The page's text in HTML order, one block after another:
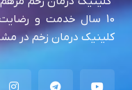
10 سال خدمت و رضایت
کلینیک درمان زخم در